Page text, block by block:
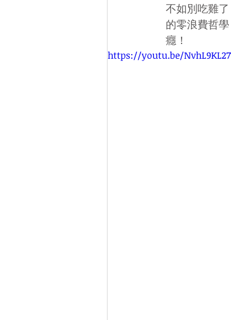
不如別吃雞
的零浪費哲
癮！
https://youtu.be/